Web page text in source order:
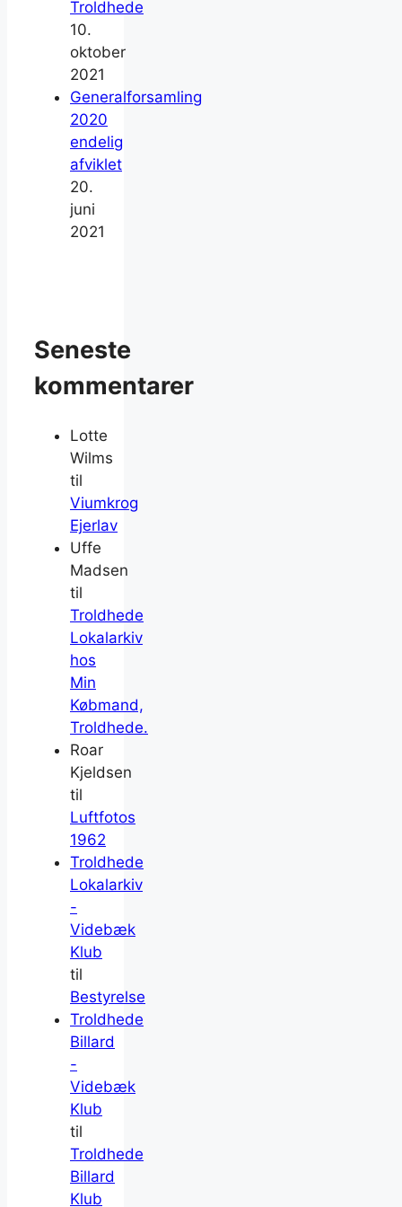
Troldhede
10.
oktober
2021
Generalforsamling
2020
endelig
afviklet
20.
juni
2021
Seneste
kommentarer
Lotte
Wilms
til
Viumkrog
Ejerlav
Uffe
Madsen
til
Troldhede
Lokalarkiv
hos
Min
Købmand,
Troldhede.
Roar
Kjeldsen
til
Luftfotos
1962
Troldhede
Lokalarkiv
-
Videbæk
Klub
til
Bestyrelse
Troldhede
Billard
-
Videbæk
Klub
til
Troldhede
Billard
Klub